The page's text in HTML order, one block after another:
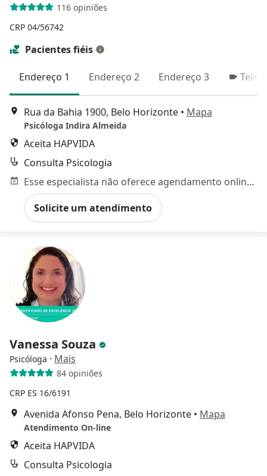
116 opiniões
CRP 04/56742
Pacientes fiéis
Endereço 1 Endereço 2 Endereço 3
Rua da Bahia 1900, Belo Horizonte • Mapa
Psicóloga Indira Almeida
Aceita HAPVIDA
Consulta Psicologia
Esse especialista não oferece agendamento online para esse endereço.
Solicite um atendimento
Vanessa Souza
Psicóloga · Mais
84 opiniões
CRP ES 16/6191
Avenida Afonso Pena, Belo Horizonte • Mapa
Atendimento On-line
Aceita HAPVIDA
Consulta Psicologia